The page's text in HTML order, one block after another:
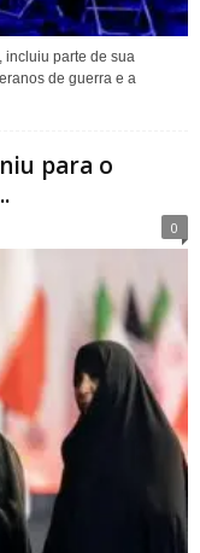
incluiu parte de sua
de guerra e a
para o
0